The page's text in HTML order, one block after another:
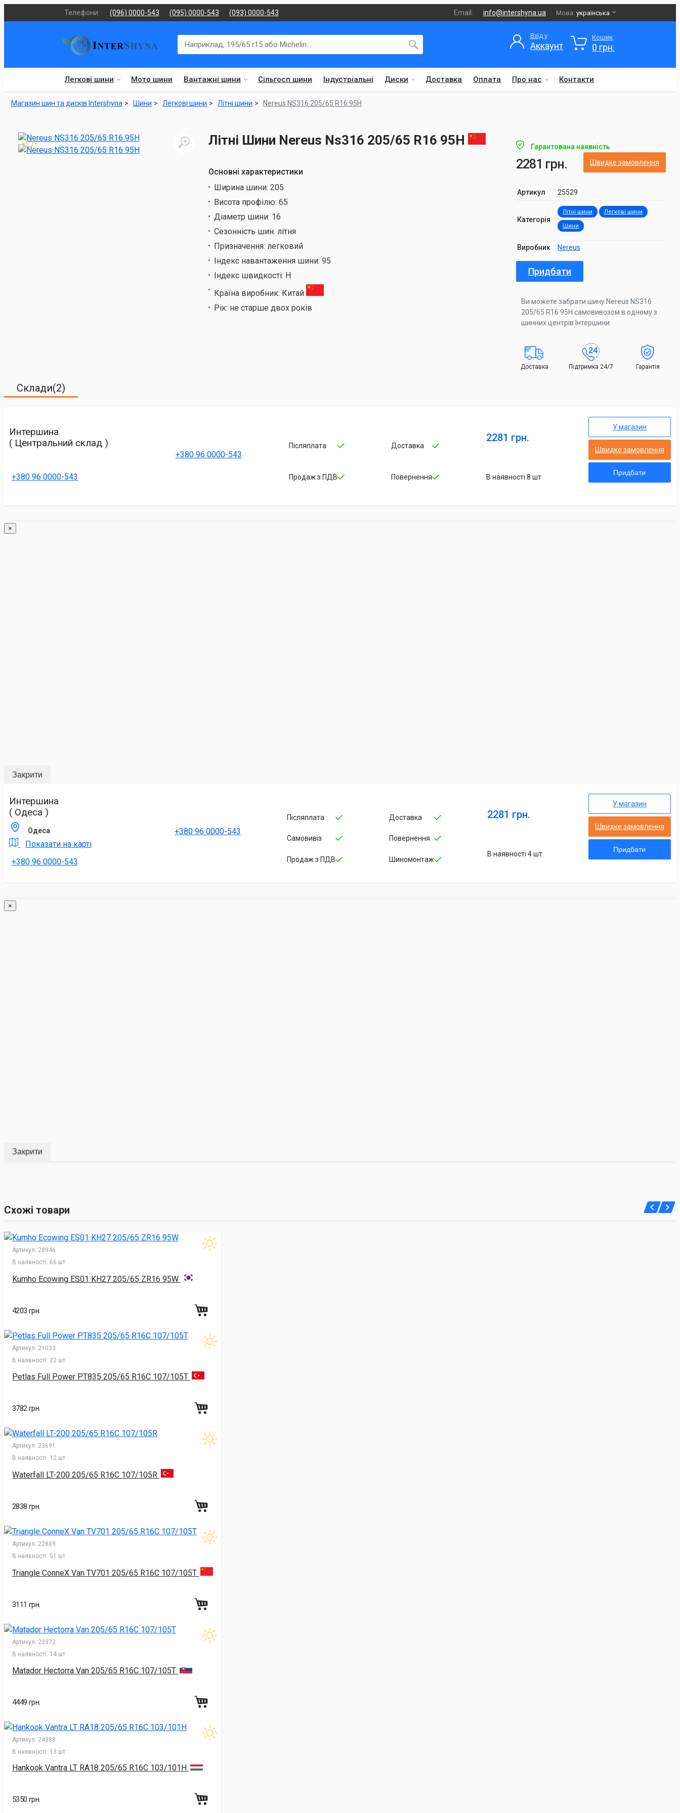
Телефони: (096) 0000-543 (095) 0000-543 (093) 0000-543 Email: info@intershyna.ua Мова: українська
Легкові шини Мото шини Вантажні шини Сільгосп шини Індустріальні Диски Доставка Оплата Про нас Контакти
Вхід у
Аккаунт
Кошик
0 грн.
Магазин шин та дисків Intershyna Шини Легкові шини Літні шини Nereus NS316 205/65 R16 95H
Літні Шини Nereus Ns316 205/65 R16 95H
Основні характеристики
Ширина шини: 205
Висота профілю: 65
Діаметр шини: 16
Сезонність шин: літня
Призначення: легковий
Індекс навантаження шини: 95
Індекс швидкості: H
Країна виробник: Китай
Рік: не старше двох років
Гарантована наявність
2281 грн. Швидке замовлення
Артикул 25529
Категорія
Літні шини Легкові шини
Шини
Виробник Nereus
Придбати
Ви можете забрати шину Nereus NS316
205/65 R16 95H самовивозом в одному з
шинних центрів Інтершини
Доставка Підтримка 24/7 Гарантія
Склади(2)
Интершина
( Центральний склад )
+380 96 0000-543
+380 96 0000-543
Післяплата
Продаж з ПДВ
Доставка
Повернення
2281 грн.
В наявності 8 шт
У магазин
Швидке замовлення
Придбати
×
Закрити
Интершина
( Одеса )
Одеса
Показати на карті
+380 96 0000-543
+380 96 0000-543
Післяплата
Самовивіз
Продаж з ПДВ
Доставка
Повернення
Шиномонтаж
2281 грн.
В наявності 4 шт
У магазин
Швидке замовлення
Придбати
×
Закрити
Схожі товари
Артикул: 28946
В наявності: 66 шт
Kumho Ecowing ES01 KH27 205/65 ZR16 95W
4203 грн.
Артикул: 21033
В наявності: 22 шт
Petlas Full Power PT835 205/65 R16C 107/105T
3782 грн.
Артикул: 23691
В наявності: 12 шт
Waterfall LT-200 205/65 R16C 107/105R
2838 грн.
Артикул: 22869
В наявності: 51 шт
Triangle ConneX Van TV701 205/65 R16C 107/105T
3111 грн.
Артикул: 23372
В наявності: 14 шт
Matador Hectorra Van 205/65 R16C 107/105T
4449 грн.
Артикул: 24388
В наявності: 13 шт
Hankook Vantra LT RA18 205/65 R16C 103/101H
5350 грн.